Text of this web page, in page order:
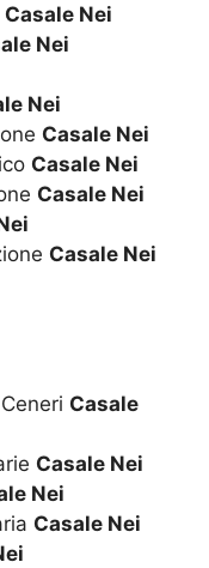
Casale Nei
Nei
Nei
Casale Nei
Casale Nei
Casale Nei
Casale Nei
Casale
Casale Nei
Nei
Casale Nei